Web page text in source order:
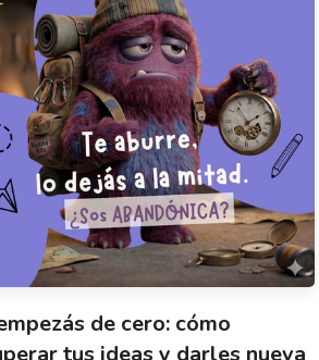
de cero: cómo
tus ideas y darles nueva